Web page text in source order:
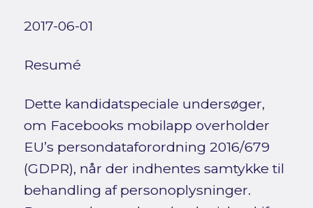
2017-06-01
Resumé
Dette kandidatspeciale undersøger,
om Facebooks mobilapp overholder
EU’s persondataforordning 2016/679
(GDPR), når der indhentes samtykke til
behandling af personoplysninger.